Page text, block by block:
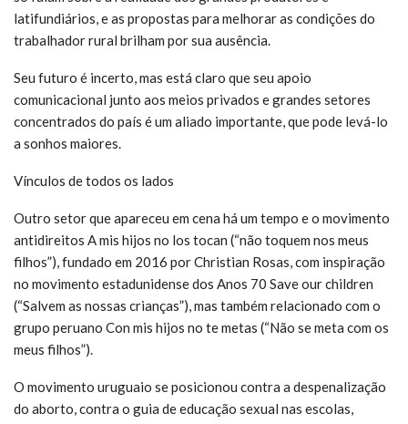
latifundiários, e as propostas para melhorar as condições do
trabalhador rural brilham por sua ausência.
Seu futuro é incerto, mas está claro que seu apoio
comunicacional junto aos meios privados e grandes setores
concentrados do país é um aliado importante, que pode levá-lo
a sonhos maiores.
Vínculos de todos os lados
Outro setor que apareceu em cena há um tempo e o movimento
antidireitos A mis hijos no los tocan (“não toquem nos meus
filhos”), fundado em 2016 por Christian Rosas, com inspiração
no movimento estadunidense dos Anos 70 Save our children
(“Salvem as nossas crianças”), mas também relacionado com o
grupo peruano Con mis hijos no te metas (“Não se meta com os
meus filhos”).
O movimento uruguaio se posicionou contra a despenalização
do aborto, contra o guia de educação sexual nas escolas,